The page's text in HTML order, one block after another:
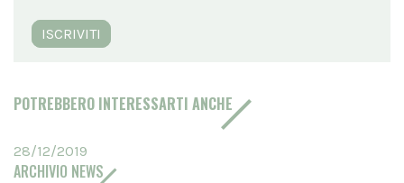
ISCRIVITI
POTREBBERO INTERESSARTI ANCHE
28/12/2019
ARCHIVIO NEWS